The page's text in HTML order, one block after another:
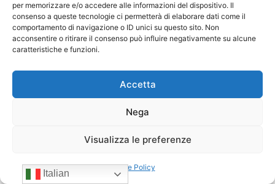
per memorizzare e/o accedere alle informazioni del dispositivo. Il
consenso a queste tecnologie ci permetterà di elaborare dati come il
comportamento di navigazione o ID unici su questo sito. Non
acconsentire o ritirare il consenso può influire negativamente su alcune
caratteristiche e funzioni.
Accetta
Nega
Visualizza le preferenze
Cookie Policy
Mario Toniutti confermato Vice
Presidente di CONFIDA per il
quadriennio 2026-2030
Italian